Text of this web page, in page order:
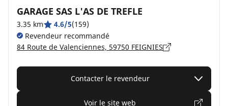
GARAGE SAS L'AS DE TREFLE
3.35 km 4.6/5(159)
Revendeur recommandé
84 Route de Valenciennes, 59750 FEIGNIES
Contacter le revendeur
Voir le site web